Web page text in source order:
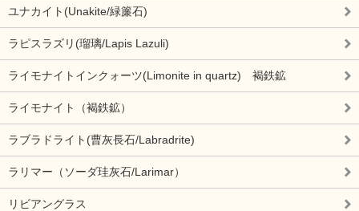
ユナカイト(Unakite/緑簾石)
ラピスラズリ(瑠璃/Lapis Lazuli)
ライモナイトインクォーツ(Limonite in quartz) 褐鉄鉱
ライモナイト（褐鉄鉱）
ラブラドライト(曹灰長石/Labradrite)
ラリマー（ソーダ珪灰石/Larimar）
リビアングラス